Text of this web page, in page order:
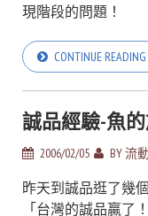
現階段的問題！
CONTINUE READING
誠品經驗-魚
2006/02/05 BY流
昨天到誠品逛了幾
「台灣的誠品贏了